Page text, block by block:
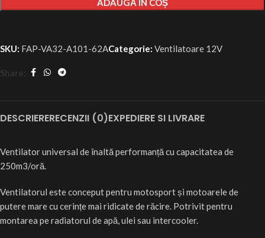
ADAUGĂ ÎN COȘ
SKU: FAP-VA32-A101-62ACategorie: Ventilatoare 12V
Share:
DESCRIERERECENZII (0)EXPEDIERE SI LIVRARE
Ventilator universal de înaltă performanță cu capacitatea de
250m3/oră.
Ventilatorul este conceput pentru motosport și motoarele de
putere mare cu cerințe mai ridicate de răcire. Potrivit pentru
montarea pe radiatorul de apă, ulei sau intercooler.